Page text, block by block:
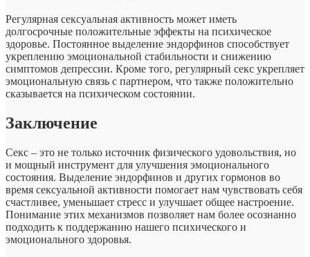
Регулярная сексуальная активность может иметь
долгосрочные положительные эффекты на психическое
здоровье. Постоянное выделение эндорфинов способствует
укреплению эмоциональной стабильности и снижению
симптомов депрессии. Кроме того, регулярный секс укрепляет
эмоциональную связь с партнером, что также положительно
сказывается на психическом состоянии.
Заключение
Секс – это не только источник физического удовольствия, но
и мощный инструмент для улучшения эмоционального
состояния. Выделение эндорфинов и других гормонов во
время сексуальной активности помогает нам чувствовать себя
счастливее, уменьшает стресс и улучшает общее настроение.
Понимание этих механизмов позволяет нам более осознанно
подходить к поддержанию нашего психического и
эмоционального здоровья.